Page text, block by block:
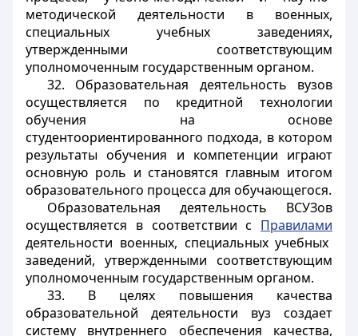
методической деятельности в военных,
специальных учебных заведениях,
утвержденными соответствующим
уполномоченным государственным органом.
32. Образовательная деятельность вузов
осуществляется по кредитной технологии
обучения на основе
студентоориентированного подхода, в котором
результаты обучения и компетенции играют
основную роль и становятся главным итогом
образовательного процесса для обучающегося.
Образовательная деятельность ВСУЗов
осуществляется в соответствии с Правилами
деятельности военных, специальных учебных
заведений, утвержденными соответствующим
уполномоченным государственным органом.
33. В целях повышения качества
образовательной деятельности вуз создает
систему внутреннего обеспечения качества,